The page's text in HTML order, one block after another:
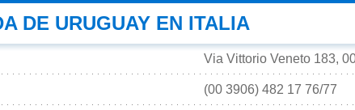
DE URUGUAY EN ITALIA
Via Vittorio Veneto 183,
(00 3906) 482 17 76/77